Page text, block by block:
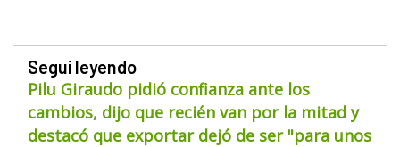
Seguí leyendo
Pilu Giraudo pidió confianza ante los
cambios, dijo que recién van por la mitad y
destacó que exportar dejó de ser "para unos